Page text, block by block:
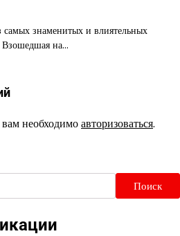
самых знаменитых и влиятельных
Взошедшая на…
необходимоавторизоваться.
Поиск